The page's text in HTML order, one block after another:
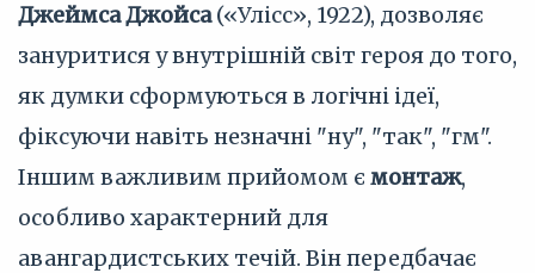
Джеймса Джойса(«Улісс», 1922), дозволяє
зануритися у внутрішній світ героя до того,
як думки сформуються в логічні ідеї,
фіксуючи навіть незначні "ну", "так", "гм".
Іншим важливим прийомом є монтаж,
особливо характерний для
авангардистських течій. Він передбачає